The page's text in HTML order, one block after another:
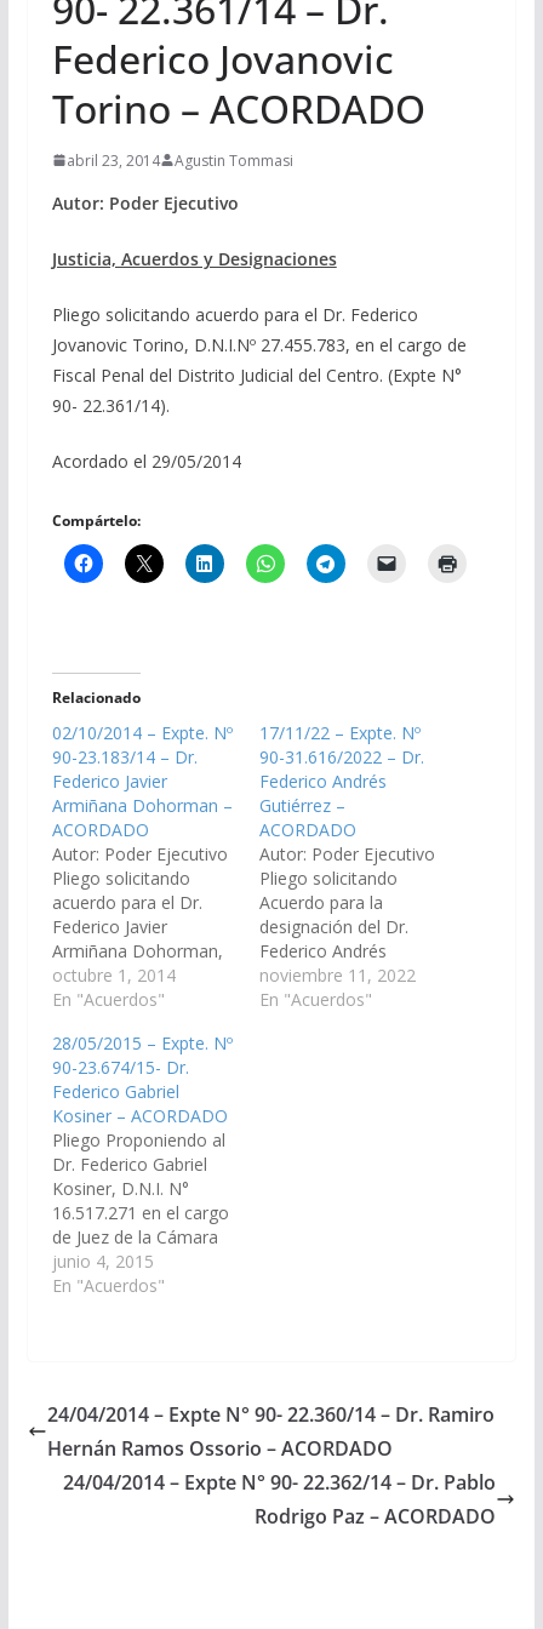
Federico Jovanovic
Torino – ACORDADO
abril 23, 2014 Agustin Tommasi
Autor: Poder Ejecutivo
Justicia, Acuerdos y Designaciones
Pliego solicitando acuerdo para el Dr. Federico
Jovanovic Torino, D.N.I.Nº 27.455.783, en el cargo de
Fiscal Penal del Distrito Judicial del Centro. (Expte N°
90- 22.361/14).
Acordado el 29/05/2014
Compártelo:
Relacionado
02/10/2014 – Expte. Nº
90-23.183/14 – Dr.
Federico Javier
Armiñana Dohorman –
ACORDADO
Autor: Poder Ejecutivo
Pliego solicitando
acuerdo para el Dr.
Federico Javier
Armiñana Dohorman,
DNI N° 20.707.206, en
el cargo de Juez del
I, del Distrito Judicial
del Centro. (Expte. Nº
90-23.183/14 - A la
Comisión de Justicia,
Acuerdos y
Designaciones).
Acordado el
27/11/2014
octubre 1, 2014
En "Acuerdos"
17/11/22 – Expte. Nº
90-31.616/2022 – Dr.
Federico Andrés
Gutiérrez –
ACORDADO
Autor: Poder Ejecutivo
Pliego solicitando
Acuerdo para la
designación del Dr.
Federico Andrés
Gutiérrez, DNI Nº
31.093.189, en el cargo
noviembre 11, 2022
En "Acuerdos"
28/05/2015 – Expte. Nº
90-23.674/15- Dr.
Federico Gabriel
Kosiner – ACORDADO
Pliego Proponiendo al
Dr. Federico Gabriel
Kosiner, D.N.I. N°
16.517.271 en el cargo
de Juez de la Cámara
de Apelaciones del
Trabajo Sala I del
02/07/2015
junio 4, 2015
En "Acuerdos"
24/04/2014 – Expte N° 90- 22.360/14 – Dr. Ramiro
Hernán Ramos Ossorio – ACORDADO
24/04/2014 – Expte N° 90- 22.362/14 – Dr. Pablo
Rodrigo Paz – ACORDADO